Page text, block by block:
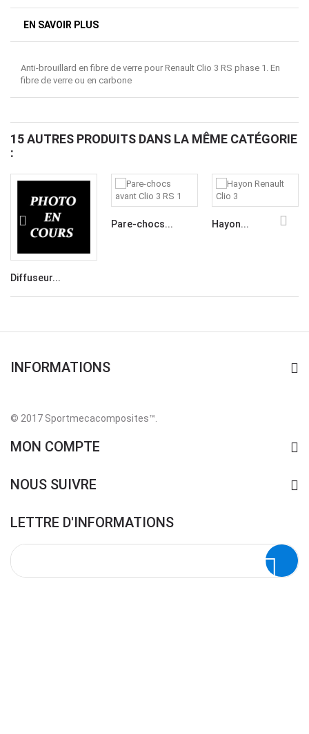
EN SAVOIR PLUS
Anti-brouillard en fibre de verre pour Renault Clio 3 RS phase 1. En
fibre de verre ou en carbone
15 AUTRES PRODUITS DANS LA MÊME CATÉGORIE
:
Diffuseur...
Pare-chocs... Hayon...
INFORMATIONS
© 2017 Sportmecacomposites™
MON COMPTE
NOUS SUIVRE
LETTRE D'INFORMATIONS